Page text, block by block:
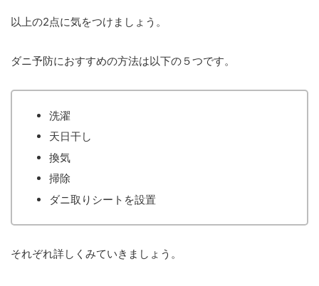
以上の2点に気をつけましょう。
ダニ予防におすすめの方法は以下の５つです。
洗濯
天日干し
換気
掃除
ダニ取りシートを設置
それぞれ詳しくみていきましょう。